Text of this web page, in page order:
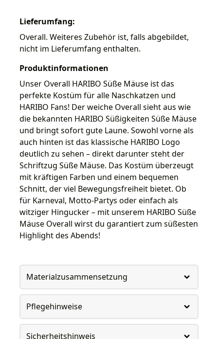
Lieferumfang:
Overall. Weiteres Zubehör ist, falls abgebildet,
nicht im Lieferumfang enthalten.
Produktinformationen
Unser Overall HARIBO Süße Mäuse ist das
perfekte Kostüm für alle Naschkatzen und
HARIBO Fans! Der weiche Overall sieht aus wie
die bekannten HARIBO Süßigkeiten Süße Mäuse
und bringt sofort gute Laune. Sowohl vorne als
auch hinten ist das klassische HARIBO Logo
deutlich zu sehen – direkt darunter steht der
Schriftzug Süße Mäuse. Das Kostüm überzeugt
mit kräftigen Farben und einem bequemen
Schnitt, der viel Bewegungsfreiheit bietet. Ob
für Karneval, Motto-Partys oder einfach als
witziger Hingucker – mit unserem HARIBO Süße
Mäuse Overall wirst du garantiert zum süßesten
Highlight des Abends!
Materialzusammensetzung
Pflegehinweise
Sicherheitshinweis